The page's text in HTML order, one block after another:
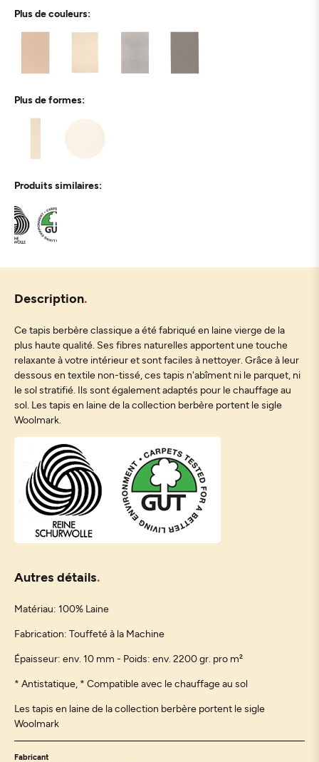
Plus de couleurs:
Plus de formes:
Produits similaires:
Description
Ce tapis berbère classique a été fabriqué en laine vierge de la
plus haute qualité. Ses fibres naturelles apportent une touche
relaxante à votre intérieur et sont faciles à nettoyer. Grâce à leur
dessous en textile non-tissé, ces tapis n'abîment ni le parquet, ni
le sol stratifié. Ils sont également adaptés pour le chauffage au
sol. Les tapis en laine de la collection berbère portent le sigle
Woolmark.
Autres détails
Matériau: 100% Laine
Fabrication: Touffeté à la Machine
Épaisseur: env. 10 mm - Poids: env. 2200 gr. pro m²
* Antistatique, * Compatible avec le chauffage au sol
Les tapis en laine de la collection berbère portent le sigle
Woolmark
Fabricant